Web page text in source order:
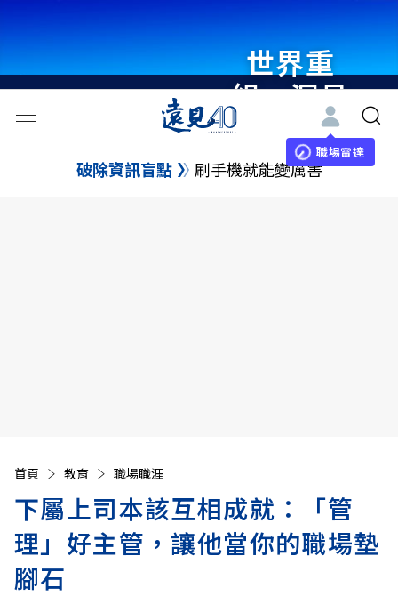
世界重
組・洞見
未來 與
世界領袖
職場雷達
破除資訊盲點 刷手機就能變厲害
首頁 教育 職場職涯
下屬上司本該互相成就：「管
理」好主管，讓他當你的職場墊
腳石